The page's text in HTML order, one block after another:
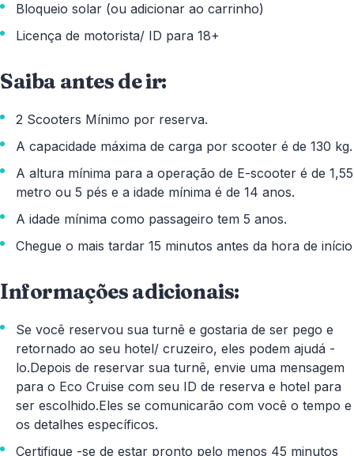
Bloqueio solar (ou adicionar ao carrinho)
Licença de motorista/ ID para 18+
Saiba antes de ir:
2 Scooters Mínimo por reserva.
A capacidade máxima de carga por scooter é de 130 kg.
A altura mínima para a operação de E-scooter é de 1,55
metro ou 5 pés e a idade mínima é de 14 anos.
A idade mínima como passageiro tem 5 anos.
Chegue o mais tardar 15 minutos antes da hora de início
Informações adicionais:
Se você reservou sua turnê e gostaria de ser pego e
retornado ao seu hotel/ cruzeiro, eles podem ajudá -
lo.Depois de reservar sua turnê, envie uma mensagem
para o Eco Cruise com seu ID de reserva e hotel para
ser escolhido.Eles se comunicarão com você o tempo e
os detalhes específicos.
Certifique -se de estar pronto pelo menos 45 minutos